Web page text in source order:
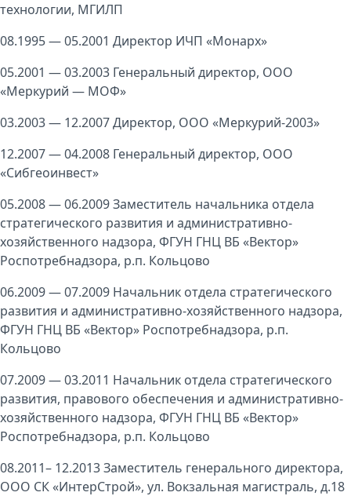
технологии, МГИЛП
08.1995 — 05.2001 Директор ИЧП «Монарх»
05.2001 — 03.2003 Генеральный директор, ООО
«Меркурий — МОФ»
03.2003 — 12.2007 Директор, ООО «Меркурий-2003»
12.2007 — 04.2008 Генеральный директор, ООО
«Сибгеоинвест»
05.2008 — 06.2009 Заместитель начальника отдела
стратегического развития и административно-
хозяйственного надзора, ФГУН ГНЦ ВБ «Вектор»
Роспотребнадзора, р.п. Кольцово
06.2009 — 07.2009 Начальник отдела стратегического
развития и административно-хозяйственного надзора,
ФГУН ГНЦ ВБ «Вектор» Роспотребнадзора, р.п.
Кольцово
07.2009 — 03.2011 Начальник отдела стратегического
развития, правового обеспечения и административно-
хозяйственного надзора, ФГУН ГНЦ ВБ «Вектор»
Роспотребнадзора, р.п. Кольцово
08.2011– 12.2013 Заместитель генерального директора,
ООО СК «ИнтерСтрой», ул. Вокзальная магистраль, д.18